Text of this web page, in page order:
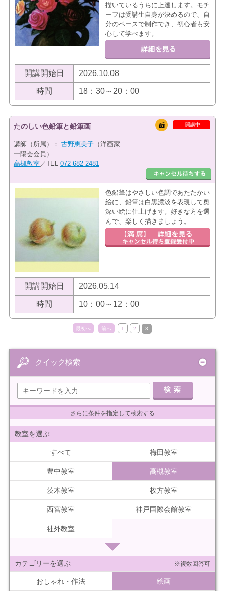
描いているうちに上達します。モチ
ーフは受講生自身が決めるので、自
分のペースで制作でき、初心者も安
心して学べます。
開講開始日 2026.10.08
時間 18：30～20：00
開講中
たのしい色鉛筆と鉛筆画
講師（所属）： 古野恵美子（洋画家
一陽会会員）
高槻教室 ／TEL 072-682-2481
色鉛筆はやさしい色調であたたかい
絵に、鉛筆は白黒濃淡を表現して奥
深い絵に仕上げます。好きな方を選
んで、楽しく描きましょう。
開講開始日 2026.05.14
時間 10：00～12：00
最初へ 前へ 1 2 3
クイック検索
さらに条件を指定して検索する
教室を選ぶ
すべて 梅田教室
豊中教室 高槻教室
茨木教室 枚方教室
西宮教室 神戸国際会館教室
社外教室
カテゴリーを選ぶ ※複数回答可
おしゃれ・作法 絵画